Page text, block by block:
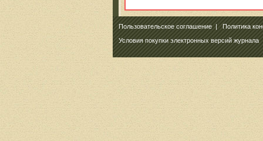
Пользовательское соглашение|Политика
Условия покупки электронных версий журнала